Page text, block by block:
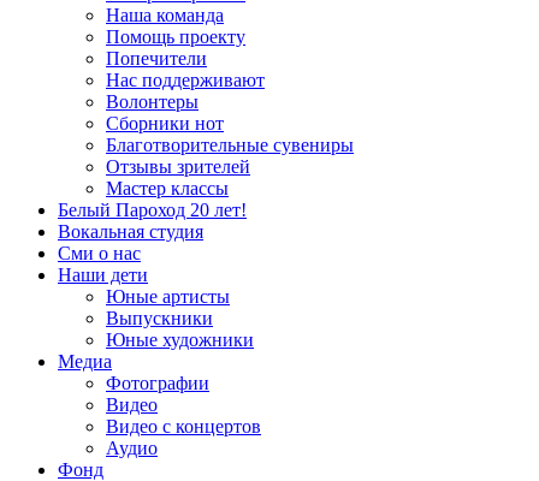
Наша команда
Помощь проекту
Попечители
Нас поддерживают
Волонтеры
Сборники нот
Благотворительные сувениры
Отзывы зрителей
Мастер классы
Белый Пароход 20 лет!
Вокальная студия
Сми о нас
Наши дети
Юные артисты
Выпускники
Юные художники
Медиа
Фотографии
Видео
Видео с концертов
Аудио
Фонд